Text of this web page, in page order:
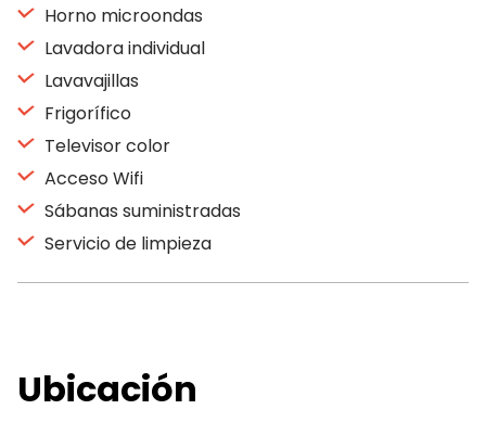
Horno microondas
Lavadora individual
Lavavajillas
Frigorífico
Televisor color
Acceso Wifi
Sábanas suministradas
Servicio de limpieza
Ubicación